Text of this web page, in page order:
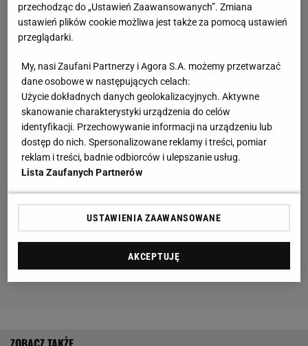
przechodząc do „Ustawień Zaawansowanych”. Zmiana
ustawień plików cookie możliwa jest także za pomocą ustawień
przeglądarki.
My, nasi Zaufani Partnerzy i Agora S.A. możemy przetwarzać
dane osobowe w następujących celach:
Użycie dokładnych danych geolokalizacyjnych. Aktywne
skanowanie charakterystyki urządzenia do celów
identyfikacji. Przechowywanie informacji na urządzeniu lub
dostęp do nich. Spersonalizowane reklamy i treści, pomiar
reklam i treści, badnie odbiorców i ulepszanie usług.
Lista Zaufanych Partnerów
USTAWIENIA ZAAWANSOWANE
AKCEPTUJĘ